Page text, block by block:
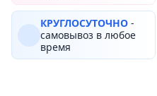
КРУГЛОСУТОЧНО -
самовывоз в любое
время